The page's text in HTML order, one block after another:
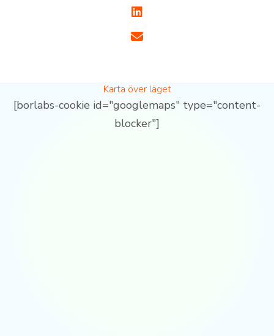
Karta över läget
[borlabs-cookie id="googlemaps" type="content-
blocker"]